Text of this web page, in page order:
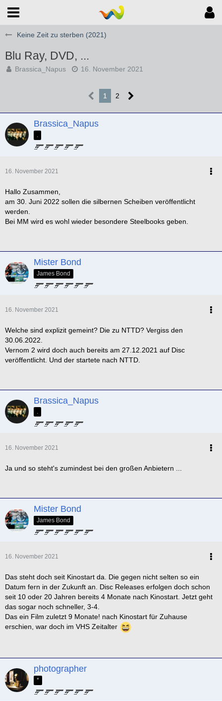
Keine Zeit zu sterben (2021)
Blu Ray, DVD, ...
Brassica_Napus 16. November 2021
1 2
Brassica_Napus
16. November 2021
Hallo Zusammen,
am 30. Juni 2022 sollen die silbernen Scheiben veröffentlicht
werden.
Bei MM wird es wohl wieder besondere Steelbooks geben.
Mister Bond
James Bond
16. November 2021
Welche sind explizit gemeint? Die zu NTTD? Vergiss den
30.06.2022.
Vernom 2 wird doch auch bereits am 27.12.2021 auf Disc
veröffentlicht. Und der startete nach NTTD.
Brassica_Napus
.
16. November 2021
Ja und so steht's zumindest bei den großen Anbietern ...
Mister Bond
James Bond
16. November 2021
Das steht doch seit Kinostart da. Die gegen nicht selten so ein
Datum fern in der Zukunft an. Disc Releases erfolgen doch schon
seit 10 oder 20 Jahren bereits 4 Monate nach Kinostart. Jetzt geht
das sogar noch schneller, 3-4.
Das ein Film zuletzt 9 Monate! nach Kinostart für Zuhause
erschien, war doch im VHS Zeitalter
photographer
*